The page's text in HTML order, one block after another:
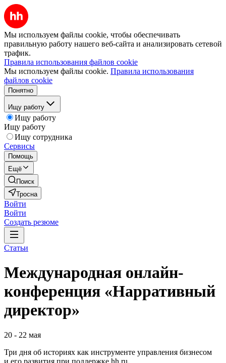
Мы используем файлы cookie, чтобы обеспечивать
правильную работу нашего веб-сайта и анализировать сетевой
трафик.
Правила использования файлов cookie
Мы используем файлы cookie. Правила использования
файлов cookie
Понятно
Ищу работу
Ищу работу
Ищу работу
Ищу сотрудника
Сервисы
Помощь
Ещё
Поиск
Тросна
Войти
Войти
Создать резюме
Статьи
Международная онлайн-
конференция «Нарративный
директор»
20 - 22 мая
Три дня об историях как инструменте управления бизнесом
и его развития при поддержке hh.ru.